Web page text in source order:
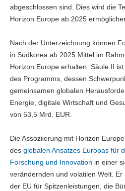
abgeschlossen sind. Dies wird die
Horizon Europe ab 2025
Nach der Unterzeichnung können
in Südkorea ab 2025 Mittel im
Horizon Europe erhalten. Säule II
des Programms, dessen
gemeinsamen globalen
Energie, digitale Wirtschaft und
von 53,5 Mrd. EUR.
Die Assoziierung mit Horizon
des globalen Ansatzes Europas für
Forschung und Innovation in einer
verändernden und volatilen Welt. Er
der EU für Spitzenleistungen, die